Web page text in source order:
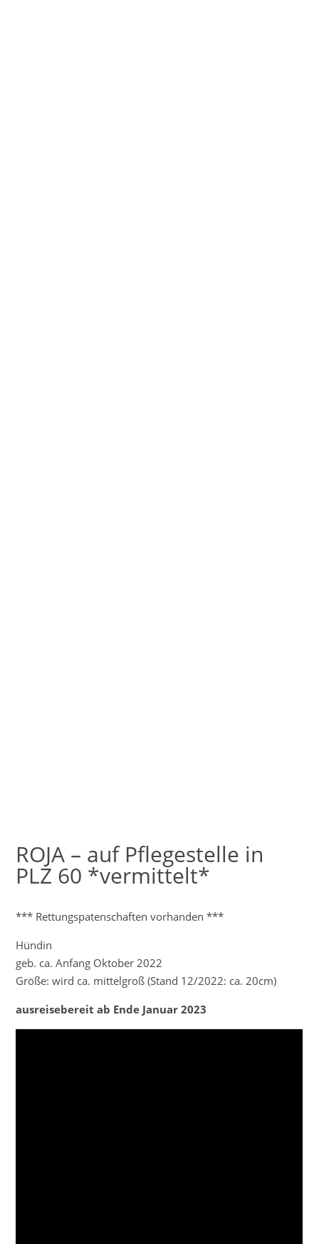
ROJA – auf Pflegestelle in
PLZ 60 *vermittelt*
*** Rettungspatenschaften vorhanden ***
Hündin
geb. ca. Anfang Oktober 2022
Größe: wird ca. mittelgroß (Stand 12/2022: ca. 20cm)
ausreisebereit ab Ende Januar 2023